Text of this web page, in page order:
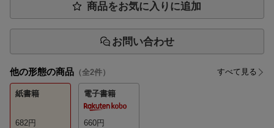
商品をお気に入りに追加
お問い合わせ
他の形態の商品 （全2件） すべて見る
紙書籍
682円
電子書籍
660円